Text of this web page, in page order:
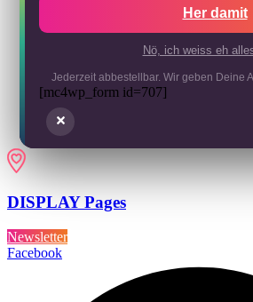
Her damit
Nö, ich weiss eh
Jederzeit abbestellbar. Wir geben Deine
[mc4wp_form id=707]
DISPLAY Pages
Newsletter
Facebook